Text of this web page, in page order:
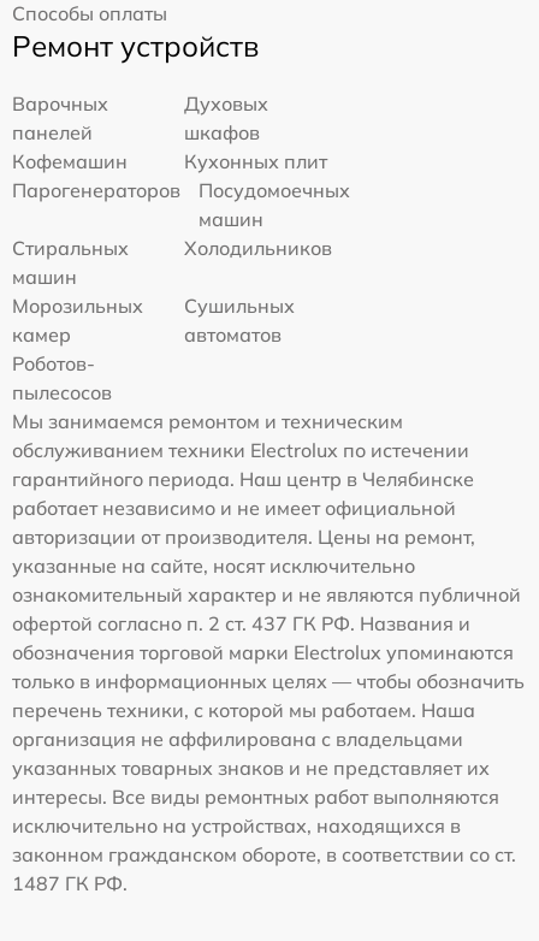
Способы оплаты
Ремонт устройств
Варочных
панелей
Духовых
шкафов
Кофемашин
Кухонных плит
Парогенераторов
Посудомоечных
машин
Стиральных
машин
Холодильников
Морозильных
камер
Сушильных
автоматов
Роботов-
пылесосов
Мы занимаемся ремонтом и техническим
обслуживанием техники Electrolux по истечении
гарантийного периода. Наш центр в Челябинске
работает независимо и не имеет официальной
авторизации от производителя. Цены на ремонт,
указанные на сайте, носят исключительно
ознакомительный характер и не являются публичной
офертой согласно п. 2 ст. 437 ГК РФ. Названия и
обозначения торговой марки Electrolux упоминаются
только в информационных целях — чтобы обозначить
перечень техники, с которой мы работаем. Наша
организация не аффилирована с владельцами
указанных товарных знаков и не представляет их
интересы. Все виды ремонтных работ выполняются
исключительно на устройствах, находящихся в
законном гражданском обороте, в соответствии со ст.
1487 ГК РФ.